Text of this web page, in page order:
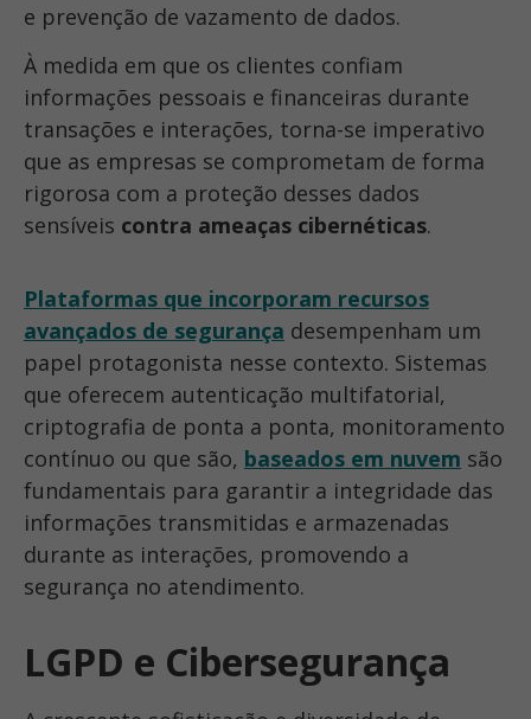
e prevenção de vazamento de dados.
À medida em que os clientes confiam
informações pessoais e financeiras durante
transações e interações, torna-se imperativo
que as empresas se comprometam de forma
rigorosa com a proteção desses dados
sensíveis contra ameaças cibernéticas.
Plataformas que incorporam recursos
avançados de segurança desempenham um
papel protagonista nesse contexto. Sistemas
que oferecem autenticação multifatorial,
criptografia de ponta a ponta, monitoramento
contínuo ou que são, baseados em nuvem são
fundamentais para garantir a integridade das
informações transmitidas e armazenadas
durante as interações, promovendo a
segurança no atendimento.
LGPD e Cibersegurança